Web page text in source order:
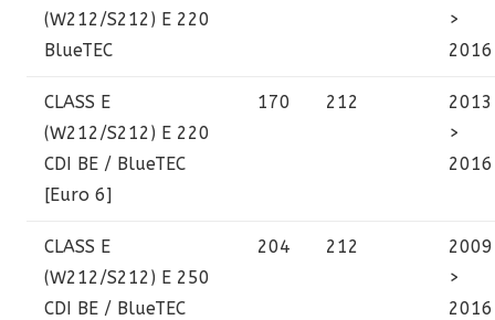
(W212/S212) E 220
BlueTEC
>
2016
CLASS E
(W212/S212) E 220
CDI BE / BlueTEC
[Euro 6]
170 212
2013
>
2016
CLASS E
(W212/S212) E 250
CDI BE / BlueTEC
204 212
2009
>
2016